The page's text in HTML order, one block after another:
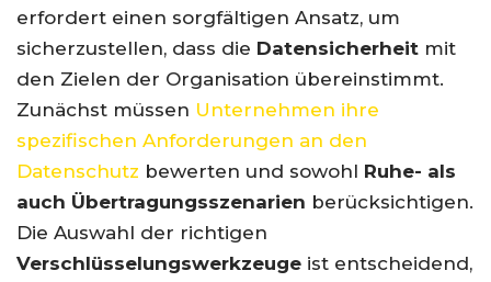
erfordert einen sorgfältigen Ansatz, um
sicherzustellen, dass die Datensicherheit mit
den Zielen der Organisation übereinstimmt.
Zunächst müssen Unternehmen ihre
spezifischen Anforderungen an den
Datenschutz bewerten und sowohl Ruhe- als
auch Übertragungsszenarien berücksichtigen.
Die Auswahl der richtigen
Verschlüsselungswerkzeuge ist entscheidend,